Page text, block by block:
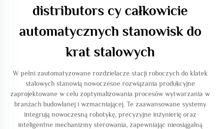
distributors cy całkowicie
automatycznych stanowisk do
krat stalowych
W pełni zautomatyzowane rozdzielacze stacji roboczych do klatek
stalowych stanowią nowoczesne rozwiązania produkcyjne
zaprojektowane w celu zoptymalizowania procesów wytwarzania w
branżach budowlanej i wzmacniającej. Te zaawansowane systemy
integrują nowoczesną robotykę, precyzyjne inżynierię oraz
inteligentne mechanizmy sterowania, zapewniając nieosiągalną